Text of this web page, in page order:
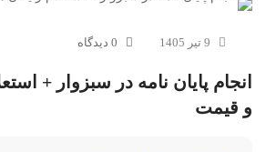
9 تیر 1405 0 دیدگاه
انجام پایان نامه در سبزوار +
و قیمت